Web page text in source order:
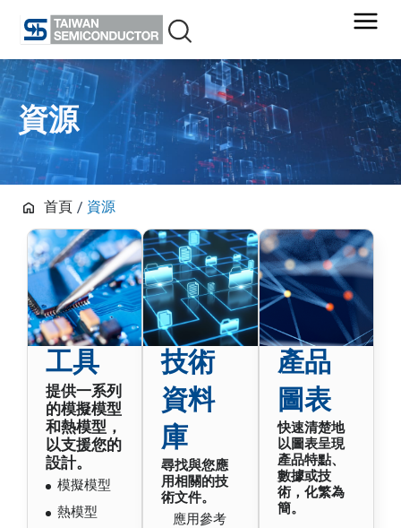
content
資源
首頁 / 資源
工具
提供一系列
的模擬模型
和熱模型，
以支援您的
設計。
模擬模型
熱模型
技術
資料
庫
尋找與您應
用相關的技
術文件。
應用參考
產品
圖表
快速清楚地
以圖表呈現
產品特點、
數據或技
術，化繁為
簡。